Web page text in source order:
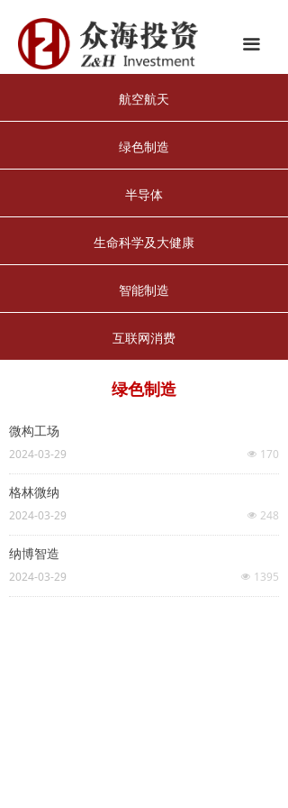
끀
首页
关于我们
合作伙伴
航空航天
绿色制造
半导体
智能制造
生命科学及大健康
互联网消费
微构工场
넶 170
2024-03-29
格林微纳
넶 248
2024-03-29
纳博智造
넶 1395
2024-03-29
绿色制造